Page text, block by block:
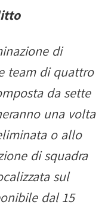
di
team di quattro
da sette
una volta
o allo
di squadra
sul
dal 15